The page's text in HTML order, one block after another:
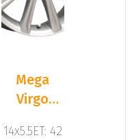
Mega
Virgo
14x5.5ET: 42